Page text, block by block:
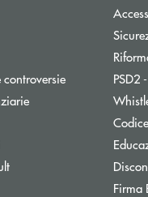
controversie
Apre una nuova
Apre una nuova finestra
PSD2
Firma